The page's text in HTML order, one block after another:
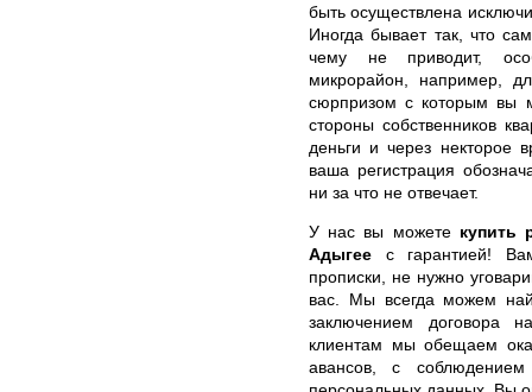
быть осуществлена
Иногда бывает так, что
чему не приводит,
микрорайон, например,
сюрпризом с которым вы
стороны собственников
деньги и через некторое
ваша регистрация
ни за что не отвечает.
У нас вы можете купить
Адыгее с гарантией!
прописки, не нужно
вас. Мы всегда можем
заключением договора
клиентам мы обещаем
авансов, с